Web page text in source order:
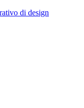
di design